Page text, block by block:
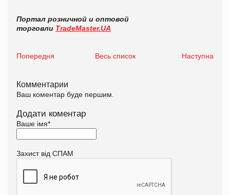
Портал розничной и оптовой
торговли TradeMaster.UA
Попередня Весь список Наступна
Комментарии
Ваш коментар буде першим.
Додати коментар
Ваше імя*
Захист від СПАМ